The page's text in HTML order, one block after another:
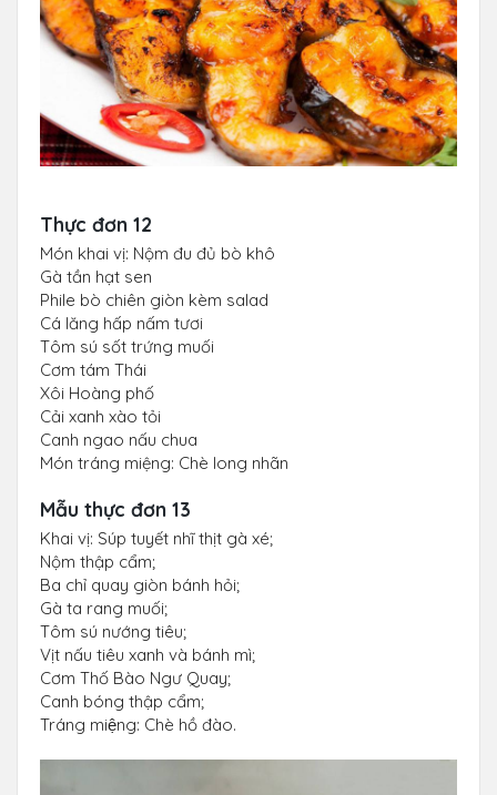
Thực đơn 12
Món khai vị: Nộm đu đủ bò khô
Gà tần hạt sen
Phile bò chiên giòn kèm salad
Cá lăng hấp nấm tươi
Tôm sú sốt trứng muối
Cơm tám Thái
Xôi Hoàng phố
Cải xanh xào tỏi
Canh ngao nấu chua
Món tráng miệng: Chè long nhãn
Mẫu thực đơn 13
Khai vị: Súp tuyết nhĩ thịt gà xé;
Nộm thập cẩm;
Ba chỉ quay giòn bánh hỏi;
Gà ta rang muối;
Tôm sú nướng tiêu;
Vịt nấu tiêu xanh và bánh mì;
Cơm Thố Bào Ngư Quay;
Canh bóng thập cẩm;
Tráng miệng: Chè hồ đào.